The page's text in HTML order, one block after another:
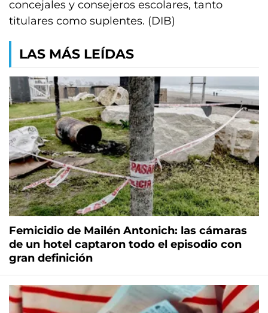
concejales y consejeros escolares, tanto
titulares como suplentes. (DIB)
LAS MÁS LEÍDAS
Femicidio de Mailén Antonich: las cámaras
de un hotel captaron todo el episodio con
gran definición